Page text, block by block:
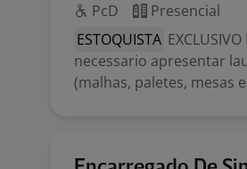
PcD
Presencial
ESTOQUISTA
necessario apresentar
(malhas, paletes, mesas